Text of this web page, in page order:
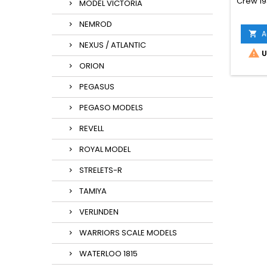
MODEL VICTORIA
NEMROD
NEXUS / ATLANTIC
ORION
PEGASUS
PEGASO MODELS
REVELL
ROYAL MODEL
STRELETS-R
TAMIYA
VERLINDEN
WARRIORS SCALE MODELS
WATERLOO 1815

